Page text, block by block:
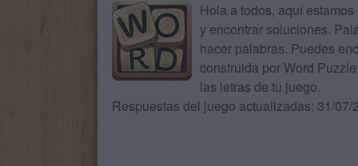
Hola a todos, aquí
y encontrar soluciones.
hacer palabras. Puedes
construida por Word
las letras de tu juego.
Respuestas del juego actualizadas: 31/07/